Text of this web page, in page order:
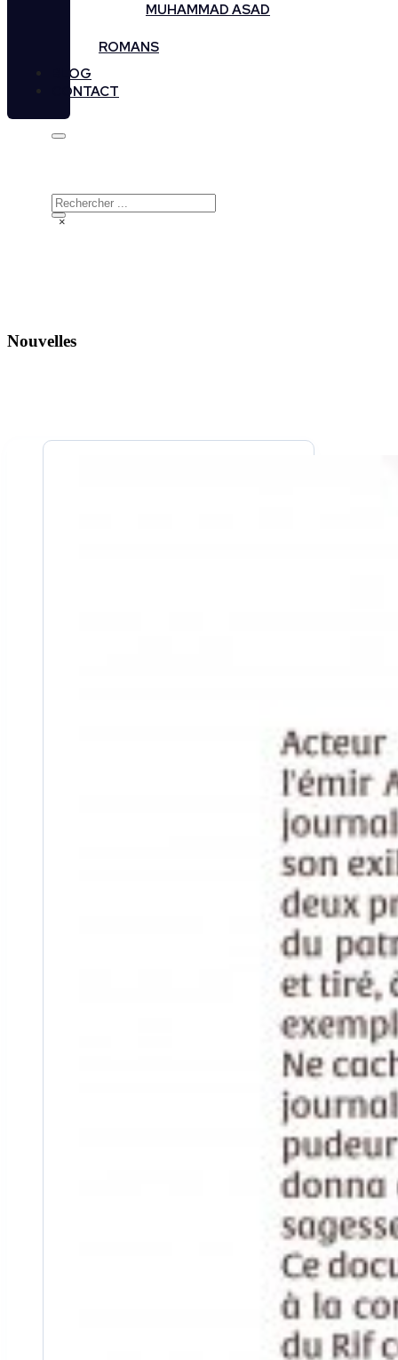
MUHAMMAD ASAD
ROMANS
BLOG
CONTACT
Rechercher
×
Nouvelles